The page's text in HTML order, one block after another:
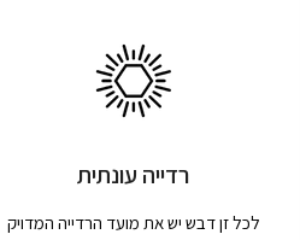
רדייה עונתית
לכל זן דבש יש את מועד הרדייה המדויק